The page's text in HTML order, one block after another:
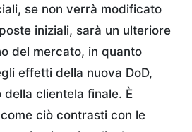
se non verrà modificato
iniziali, sarà un ulteriore
del mercato, in quanto
effetti della nuova DoD,
della clientela finale. È
ciò contrasti con le